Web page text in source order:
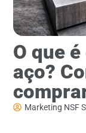
O que
aço?
Marketing NSF